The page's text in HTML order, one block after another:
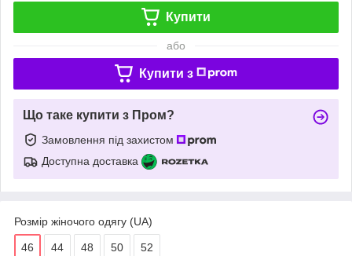
Купити
або
Купити з
Що таке купити з Пром?
Замовлення під захистом
Доступна доставка
Розмір жіночого одягу (UA)
46 44 48 50 52